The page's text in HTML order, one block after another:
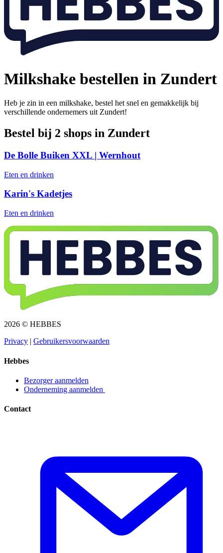
Milkshake bestellen in Zundert
Heb je zin in een milkshake, bestel het snel en gemakkelijk bij
verschillende ondernemers uit Zundert!
Bestel bij 2 shops in Zundert
De Bolle Buiken XXL | Wernhout
Eten en drinken
Karin's Kadetjes
Eten en drinken
2026 © HEBBES
Privacy​​​​‌ ‍ ​‍​‍‌‍ ‌ ​‍‌‍‍‌‌‍‌ ‌‍‍‌‌‍ ‍​‍​‍​ ‍‍​‍​‍‌ ​ ‌‍​‌‌‍ ‍‌‍‍‌‌ ‌​‌ ‍‌​‍ ‍‌‍‍‌‌‍ ​‍​‍​‍ ​​‍​‍‌‍‍​‌ ​‍‌‍‌‌‌‍‌‍​‍​‍​ ‍‍​‍​‍‌‍‍​‌ ‌​‌ ‌​‌ ​​​ ‍‍​‍ ​‍ ‌‍ ​‌‍ ‌‍​ ‌‍​‌‌‍ ​‌‍‍​‌‍ ‌ ​ ‌ ‌​​ ‍‍​ ​ ​ ​ ​ ​ ​ ​ ​‍ ‌‍‍‌‌‍ ‍‌ ‌​‌‍‌‌‌‍ ‍‌ ‌​​‍ ‌‍‌‌‌‍‌​‌‍‍‌‌ ‌​​‍ ‌‍ ‌‌‍ ‌‍‌​‌‍‌‌​ ‌‌ ​​‌ ​‍‌‍‌‌‌ ​ ‌‍‌‌‌‍ ‍‌ ‌​‌‍​‌‌ ‌​‌‍‍‌‌‍ ‌‍ ‍​ ‍ ‌‍‍‌‌‍‌​​ ‌‌‍‌ ‌‍ ​‌‍ ‌‍​‍‌‍​‌‌‍ ​​ ‍ ‌ ‌​‌ ‍‌‌ ​​‌‍‌‌​ ‌‌‍‌ ‌‍ ​‌‍ ‌‍​‍‌‍​‌‌‍ ​​ ‍ ‌ ​​‌‍​‌‌ ‌​‌‍‍​​ ‌‌‍‌‍‌‍ ‌‍ ‌ ‌​‌‍‌‌‌ ​‍​‍ ‍‌‍ ​‌‍‌‌‌‍‌ ‌‍​‌‌‍ ​​‍‌‌​ ‌‌‌​​‍‌‌ ‌‍‍ ‌‍‌‌‌ ‍‌​‍‌‌​ ​ ‌​‌​​‍‌‌​ ​ ‌​‌​​‍‌‌​ ​‍​ ​‍​ ​‌​ ‍​‌‍‌‌​ ‌‍‌‍‌​‌‍‌‌‌‍‌‌​ ‌‍​ ​ ​ ‍‌​ ‌‌​ ‌​​‍‌‌​ ​‍​ ​‍​‍‌‌​ ‌‌‌​‌​​‍ ‍‌‍ ​‌‍​‌‌‍​‍‌‍‌‌‌‍ ​​ ‌‍​‍‌‍​‌‌ ​ ‌‍‌‌‌‌‌‌‌ ​‍‌‍ ​​ ‌‌‍‍​‌ ‌​‌ ‌​‌ ​​​‍‌‌​ ​ ‌​​‌​‍‌‌​ ​‍‌​‌‍​‍‌‌​ ​‍‌​‌‍‌‍ ​‌‍ ‌‍​ ‌‍​‌‌‍ ​‌‍‍​‌‍ ‌ ​ ‌ ‌​​‍‌‌​ ​ ‌​​‌​ ​ ​ ​ ​ ​ ​ ​ ​‍‌‍‌‍‍‌‌‍‌​​ ‌‌‍‌ ‌‍ ​‌‍ ‌‍​‍‌‍​‌‌‍ ​​‍‌‍‌ ‌​‌ ‍‌‌ ​​‌‍‌‌​ ‌‌‍‌ ‌‍ ​‌‍ ‌‍​‍‌‍​‌‌‍ ​​‍‌‍‌ ​​‌‍​‌‌ ‌​‌‍‍​​ ‌‌‍‌‍‌‍ ‌‍ ‌ ‌​‌‍‌‌‌ ​‍​‍ ‍‌‍ ​‌‍‌‌‌‍‌ ‌‍​‌‌‍ ​​‍‌‌​ ‌‌‌​​‍‌‌ ‌‍‍ ‌‍‌‌‌ ‍‌​‍‌‌​ ​ ‌​‌​​‍‌‌​ ​ ‌​‌​​‍‌‌​ ​‍​ ​‍​ ​‌​ ‍​‌‍‌‌​ ‌‍‌‍‌​‌‍‌‌‌‍‌‌​ ‌‍​ ​ ​ ‍‌​ ‌‌​ ‌​​‍‌‌​ ​‍​ ​‍​‍‌‌​ ‌‌‌​‌​​‍ ‍‌‍ ​‌‍​‌‌‍​‍‌‍‌‌‌‍ ​​‍‌‍‌ ​​‌‍‌‌‌ ​‍‌ ​ ‌ ​​‌‍‌‌‌‍​ ‌ ‌​‌‍‍‌‌ ‌‍‌‍‌‌​ ‌‌ ​​‌ ‌‌‌‍​‍‌‍ ​‌‍‍‌‌ ​ ‌‍‍​‌‍‌‌‌‍‌​​‍​‍‌ ‌ | Gebruikersvoorwaarden​​​​‌ ‍ ​‍​‍‌‍ ‌ ​‍‌‍‍‌‌‍‌ ‌‍‍‌‌‍ ‍​‍​‍​ ‍‍​‍​‍‌ ​ ‌‍​‌‌‍ ‍‌‍‍‌‌ ‌​‌ ‍‌​‍ ‍‌‍‍‌‌‍ ​‍​‍​‍ ​​‍​‍‌‍‍​‌ ​‍‌‍‌‌‌‍‌‍​‍​‍​ ‍‍​‍​‍‌‍‍​‌ ‌​‌ ‌​‌ ​​​ ‍‍​‍ ​‍ ‌‍ ​‌‍ ‌‍​ ‌‍​‌‌‍ ​‌‍‍​‌‍ ‌ ​ ‌ ‌​​ ‍‍​ ​ ​ ​ ​ ​ ​ ​ ​‍ ‌‍‍‌‌‍ ‍‌ ‌​‌‍‌‌‌‍ ‍‌ ‌​​‍ ‌‍‌‌‌‍‌​‌‍‍‌‌ ‌​​‍ ‌‍ ‌‌‍ ‌‍‌​‌‍‌‌​ ‌‌ ​​‌ ​‍‌‍‌‌‌ ​ ‌‍‌‌‌‍ ‍‌ ‌​‌‍​‌‌ ‌​‌‍‍‌‌‍ ‌‍ ‍​ ‍ ‌‍‍‌‌‍‌​​ ‌‌‍‌ ‌‍ ​‌‍ ‌‍​‍‌‍​‌‌‍ ​​ ‍ ‌ ‌​‌ ‍‌‌ ​​‌‍‌‌​ ‌‌‍‌ ‌‍ ​‌‍ ‌‍​‍‌‍​‌‌‍ ​​ ‍ ‌ ​​‌‍​‌‌ ‌​‌‍‍​​ ‌‌‍‌‍‌‍ ‌‍ ‌ ‌​‌‍‌‌‌ ​‍​‍ ‍‌‍ ​‌‍‌‌‌‍‌ ‌‍​‌‌‍ ​​‍‌‌​ ‌‌‌​​‍‌‌ ‌‍‍ ‌‍‌‌‌ ‍‌​‍‌‌​ ​ ‌​‌​​‍‌‌​ ​ ‌​‌​​‍‌‌​ ​‍​ ​‍​ ​​‌‍​ ‌‍‌‍​ ‌‍​ ‌​‌‍‌​​ ​ ‌‍‌‌​ ​ ​ ​‌​ ‍‌​ ​‍​‍‌‌​ ​‍​ ​‍​‍‌‌​ ‌‌‌​‌​​‍ ‍‌‍ ​‌‍​‌‌‍​‍‌‍‌‌‌‍ ​​ ‌‍​‍‌‍​‌‌ ​ ‌‍‌‌‌‌‌‌‌ ​‍‌‍ ​​ ‌‌‍‍​‌ ‌​‌ ‌​‌ ​​​‍‌‌​ ​ ‌​​‌​‍‌‌​ ​‍‌​‌‍​‍‌‌​ ​‍‌​‌‍‌‍ ​‌‍ ‌‍​ ‌‍​‌‌‍ ​‌‍‍​‌‍ ‌ ​ ‌ ‌​​‍‌‌​ ​ ‌​​‌​ ​ ​ ​ ​ ​ ​ ​ ​‍‌‍‌‍‍‌‌‍‌​​ ‌‌‍‌ ‌‍ ​‌‍ ‌‍​‍‌‍​‌‌‍ ​​‍‌‍‌ ‌​‌ ‍‌‌ ​​‌‍‌‌​ ‌‌‍‌ ‌‍ ​‌‍ ‌‍​‍‌‍​‌‌‍ ​​‍‌‍‌ ​​‌‍​‌‌ ‌​‌‍‍​​ ‌‌‍‌‍‌‍ ‌‍ ‌ ‌​‌‍‌‌‌ ​‍​‍ ‍‌‍ ​‌‍‌‌‌‍‌ ‌‍​‌‌‍ ​​‍‌‌​ ‌‌‌​​‍‌‌ ‌‍‍ ‌‍‌‌‌ ‍‌​‍‌‌​ ​ ‌​‌​​‍‌‌​ ​ ‌​‌​​‍‌‌​ ​‍​ ​‍​ ​​‌‍​ ‌‍‌‍​ ‌‍​ ‌​‌‍‌​​ ​ ‌‍‌‌​ ​ ​ ​‌​ ‍‌​ ​‍​‍‌‌​ ​‍​ ​‍​‍‌‌​ ‌‌‌​‌​​‍ ‍‌‍ ​‌‍​‌‌‍​‍‌‍‌‌‌‍ ​​‍‌‍‌ ​​‌‍‌‌‌ ​‍‌ ​ ‌ ​​‌‍‌‌‌‍​ ‌ ‌​‌‍‍‌‌ ‌‍‌‍‌‌​ ‌‌ ​​‌ ‌‌‌‍​‍‌‍ ​‌‍‍‌‌ ​ ‌‍‍​‌‍‌‌‌‍‌​​‍​‍‌ ‌
Hebbes
Bezorger aanmelden​​​​‌ ‍ ​‍​‍‌‍ ‌ ​‍‌‍‍‌‌‍‌ ‌‍‍‌‌‍ ‍​‍​‍​ ‍‍​‍​‍‌ ​ ‌‍​‌‌‍ ‍‌‍‍‌‌ ‌​‌ ‍‌​‍ ‍‌‍‍‌‌‍ ​‍​‍​‍ ​​‍​‍‌‍‍​‌ ​‍‌‍‌‌‌‍‌‍​‍​‍​ ‍‍​‍​‍‌‍‍​‌ ‌​‌ ‌​‌ ​​​ ‍‍​‍ ​‍ ‌‍ ​‌‍ ‌‍​ ‌‍​‌‌‍ ​‌‍‍​‌‍ ‌ ​ ‌ ‌​​ ‍‍​ ​ ​ ​ ​ ​ ​ ​ ​‍ ‌‍‍‌‌‍ ‍‌ ‌​‌‍‌‌‌‍ ‍‌ ‌​​‍ ‌‍‌‌‌‍‌​‌‍‍‌‌ ‌​​‍ ‌‍ ‌‌‍ ‌‍‌​‌‍‌‌​ ‌‌ ​​‌ ​‍‌‍‌‌‌ ​ ‌‍‌‌‌‍ ‍‌ ‌​‌‍​‌‌ ‌​‌‍‍‌‌‍ ‌‍ ‍​ ‍ ‌‍‍‌‌‍‌​​ ‌‌‍‌ ‌‍ ​‌‍ ‌‍​‍‌‍​‌‌‍ ​​ ‍ ‌ ‌​‌ ‍‌‌ ​​‌‍‌‌​ ‌‌‍‌ ‌‍ ​‌‍ ‌‍​‍‌‍​‌‌‍ ​​ ‍ ‌ ​​‌‍​‌‌ ‌​‌‍‍​​ ‌‌‍‌‍‌‍ ‌‍ ‌ ‌​‌‍‌‌‌ ​‍​‍ ‍‌ ​​‌‍​‌‌‍‌ ‌‍‌‌‌ ​ ​‍‌‌​ ‌‌‌​​‍‌‌ ‌‍‍ ‌‍‌‌‌ ‍‌​‍‌‌​ ​ ‌​‌​​‍‌‌​ ​ ‌​‌​​‍‌‌​ ​‍​ ​‍​ ‌ ​ ​‌‌‍​‍‌‍​ ​ ‌‌​ ‌ ​ ​‌​ ​‍​ ‌​​ ​​‌‍‌‌​ ‍‌​‍‌‌​ ​‍​ ​‍​‍‌‌​ ‌‌‌​‌​​‍ ‍‌‍ ​‌‍​‌‌‍​‍‌‍‌‌‌‍ ​​ ‌‍​‍‌‍​‌‌ ​ ‌‍‌‌‌‌‌‌‌ ​‍‌‍ ​​ ‌‌‍‍​‌ ‌​‌ ‌​‌ ​​​‍‌‌​ ​ ‌​​‌​‍‌‌​ ​‍‌​‌‍​‍‌‌​ ​‍‌​‌‍‌‍ ​‌‍ ‌‍​ ‌‍​‌‌‍ ​‌‍‍​‌‍ ‌ ​ ‌ ‌​​‍‌‌​ ​ ‌​​‌​ ​ ​ ​ ​ ​ ​ ​ ​‍‌‍‌‍‍‌‌‍‌​​ ‌‌‍‌ ‌‍ ​‌‍ ‌‍​‍‌‍​‌‌‍ ​​‍‌‍‌ ‌​‌ ‍‌‌ ​​‌‍‌‌​ ‌‌‍‌ ‌‍ ​‌‍ ‌‍​‍‌‍​‌‌‍ ​​‍‌‍‌ ​​‌‍​‌‌ ‌​‌‍‍​​ ‌‌‍‌‍‌‍ ‌‍ ‌ ‌​‌‍‌‌‌ ​‍​‍ ‍‌ ​​‌‍​‌‌‍‌ ‌‍‌‌‌ ​ ​‍‌‌​ ‌‌‌​​‍‌‌ ‌‍‍ ‌‍‌‌‌ ‍‌​‍‌‌​ ​ ‌​‌​​‍‌‌​ ​ ‌​‌​​‍‌‌​ ​‍​ ​‍​ ‌ ​ ​‌‌‍​‍‌‍​ ​ ‌‌​ ‌ ​ ​‌​ ​‍​ ‌​​ ​​‌‍‌‌​ ‍‌​‍‌‌​ ​‍​ ​‍​‍‌‌​ ‌‌‌​‌​​‍ ‍‌‍ ​‌‍​‌‌‍​‍‌‍‌‌‌‍ ​​‍‌‍‌ ​​‌‍‌‌‌ ​‍‌ ​ ‌ ​​‌‍‌‌‌‍​ ‌ ‌​‌‍‍‌‌ ‌‍‌‍‌‌​ ‌‌ ​​‌ ‌‌‌‍​‍‌‍ ​‌‍‍‌‌ ​ ‌‍‍​‌‍‌‌‌‍‌​​‍​‍‌ ‌
Onderneming aanmelden ​​​​‌ ‍ ​‍​‍‌‍ ‌ ​‍‌‍‍‌‌‍‌ ‌‍‍‌‌‍ ‍​‍​‍​ ‍‍​‍​‍‌ ​ ‌‍​‌‌‍ ‍‌‍‍‌‌ ‌​‌ ‍‌​‍ ‍‌‍‍‌‌‍ ​‍​‍​‍ ​​‍​‍‌‍‍​‌ ​‍‌‍‌‌‌‍‌‍​‍​‍​ ‍‍​‍​‍‌‍‍​‌ ‌​‌ ‌​‌ ​​​ ‍‍​‍ ​‍ ‌‍ ​‌‍ ‌‍​ ‌‍​‌‌‍ ​‌‍‍​‌‍ ‌ ​ ‌ ‌​​ ‍‍​ ​ ​ ​ ​ ​ ​ ​ ​‍ ‌‍‍‌‌‍ ‍‌ ‌​‌‍‌‌‌‍ ‍‌ ‌​​‍ ‌‍‌‌‌‍‌​‌‍‍‌‌ ‌​​‍ ‌‍ ‌‌‍ ‌‍‌​‌‍‌‌​ ‌‌ ​​‌ ​‍‌‍‌‌‌ ​ ‌‍‌‌‌‍ ‍‌ ‌​‌‍​‌‌ ‌​‌‍‍‌‌‍ ‌‍ ‍​ ‍ ‌‍‍‌‌‍‌​​ ‌‌‍‌ ‌‍ ​‌‍ ‌‍​‍‌‍​‌‌‍ ​​ ‍ ‌ ‌​‌ ‍‌‌ ​​‌‍‌‌​ ‌‌‍‌ ‌‍ ​‌‍ ‌‍​‍‌‍​‌‌‍ ​​ ‍ ‌ ​​‌‍​‌‌ ‌​‌‍‍​​ ‌‌‍‌‍‌‍ ‌‍ ‌ ‌​‌‍‌‌‌ ​‍​‍ ‍‌ ​​‌‍​‌‌‍‌ ‌‍‌‌‌ ​ ​‍‌‌​ ‌‌‌​​‍‌‌ ‌‍‍ ‌‍‌‌‌ ‍‌​‍‌‌​ ​ ‌​‌​​‍‌‌​ ​ ‌​‌​​‍‌‌​ ​‍​ ​‍​ ‌ ​ ‌ ​ ‍‌​ ​ ​ ​‌‌‍​ ‌‍​‌​ ‌‍​ ​‌‌‍​‍​ ‌‍‌‍​ ​‍‌‌​ ​‍​ ​‍​‍‌‌​ ‌‌‌​‌​​‍ ‍‌‍ ​‌‍​‌‌‍​‍‌‍‌‌‌‍ ​​ ‌‍​‍‌‍​‌‌ ​ ‌‍‌‌‌‌‌‌‌ ​‍‌‍ ​​ ‌‌‍‍​‌ ‌​‌ ‌​‌ ​​​‍‌‌​ ​ ‌​​‌​‍‌‌​ ​‍‌​‌‍​‍‌‌​ ​‍‌​‌‍‌‍ ​‌‍ ‌‍​ ‌‍​‌‌‍ ​‌‍‍​‌‍ ‌ ​ ‌ ‌​​‍‌‌​ ​ ‌​​‌​ ​ ​ ​ ​ ​ ​ ​ ​‍‌‍‌‍‍‌‌‍‌​​ ‌‌‍‌ ‌‍ ​‌‍ ‌‍​‍‌‍​‌‌‍ ​​‍‌‍‌ ‌​‌ ‍‌‌ ​​‌‍‌‌​ ‌‌‍‌ ‌‍ ​‌‍ ‌‍​‍‌‍​‌‌‍ ​​‍‌‍‌ ​​‌‍​‌‌ ‌​‌‍‍​​ ‌‌‍‌‍‌‍ ‌‍ ‌ ‌​‌‍‌‌‌ ​‍​‍ ‍‌ ​​‌‍​‌‌‍‌ ‌‍‌‌‌ ​ ​‍‌‌​ ‌‌‌​​‍‌‌ ‌‍‍ ‌‍‌‌‌ ‍‌​‍‌‌​ ​ ‌​‌​​‍‌‌​ ​ ‌​‌​​‍‌‌​ ​‍​ ​‍​ ‌ ​ ‌ ​ ‍‌​ ​ ​ ​‌‌‍​ ‌‍​‌​ ‌‍​ ​‌‌‍​‍​ ‌‍‌‍​ ​‍‌‌​ ​‍​ ​‍​‍‌‌​ ‌‌‌​‌​​‍ ‍‌‍ ​‌‍​‌‌‍​‍‌‍‌‌‌‍ ​​‍‌‍‌ ​​‌‍‌‌‌ ​‍‌ ​ ‌ ​​‌‍‌‌‌‍​ ‌ ‌​‌‍‍‌‌ ‌‍‌‍‌‌​ ‌‌ ​​‌ ‌‌‌‍​‍‌‍ ​‌‍‍‌‌ ​ ‌‍‍​‌‍‌‌‌‍‌​​‍​‍‌ ‌
Contact